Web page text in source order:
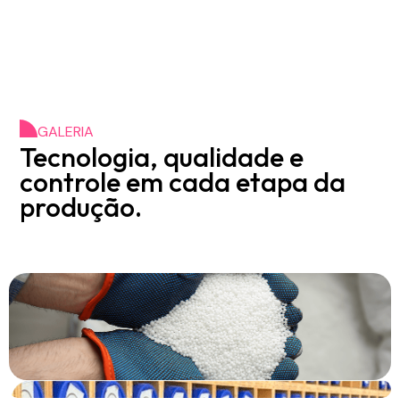
GALERIA
Tecnologia, qualidade e
controle em cada etapa da
produção.